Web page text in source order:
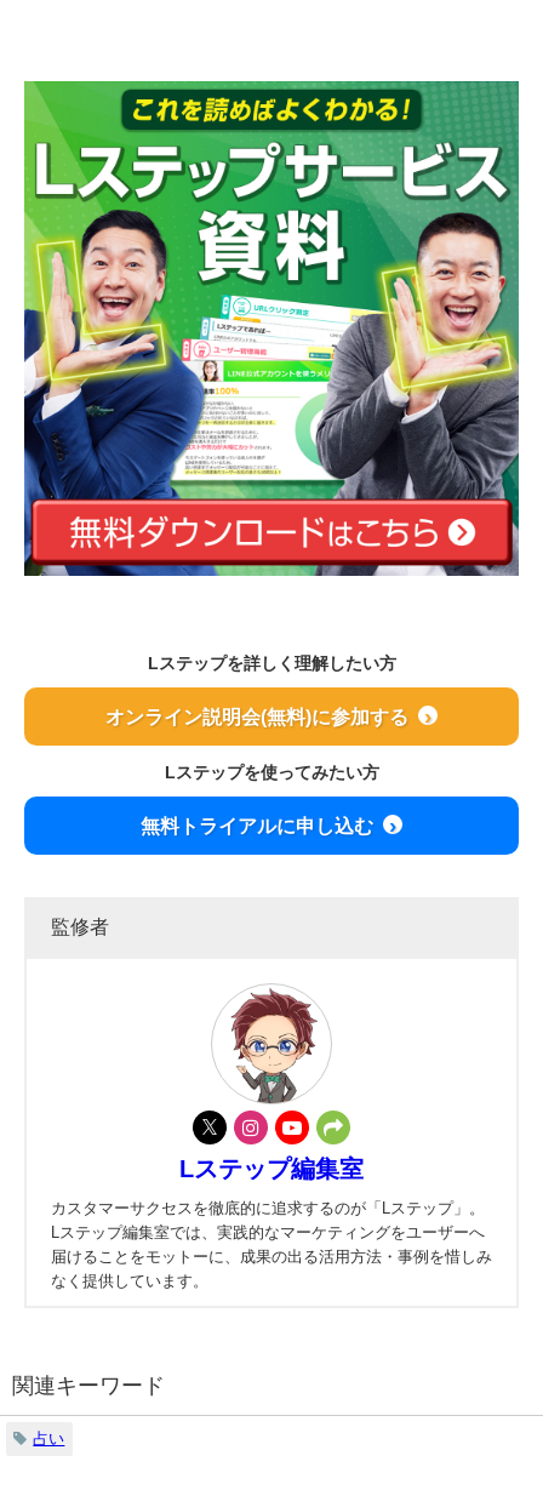
Lステップを詳しく理解したい方
オンライン説明会(無料)に参加する
Lステップを使ってみたい方
無料トライアルに申し込む
監修者
Lステップ編集室
カスタマーサクセスを徹底的に追求するのが「Lステップ」。
Lステップ編集室では、実践的なマーケティングをユーザーへ
届けることをモットーに、成果の出る活用方法・事例を惜しみ
なく提供しています。
関連キーワード
占い